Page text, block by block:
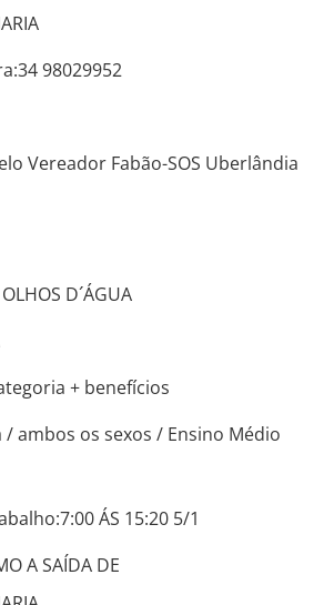
98029952
Vereador Fabão-SOS Uberlândia
D´ÁGUA
+ benefícios
/ ambos os sexos / Ensino Médio
ÁS 15:20 5/1
A SAÍDA DE